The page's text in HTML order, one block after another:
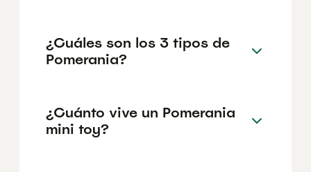
¿Cuáles son los 3 tipos de
Pomerania?
¿Cuánto vive un Pomerania
mini toy?